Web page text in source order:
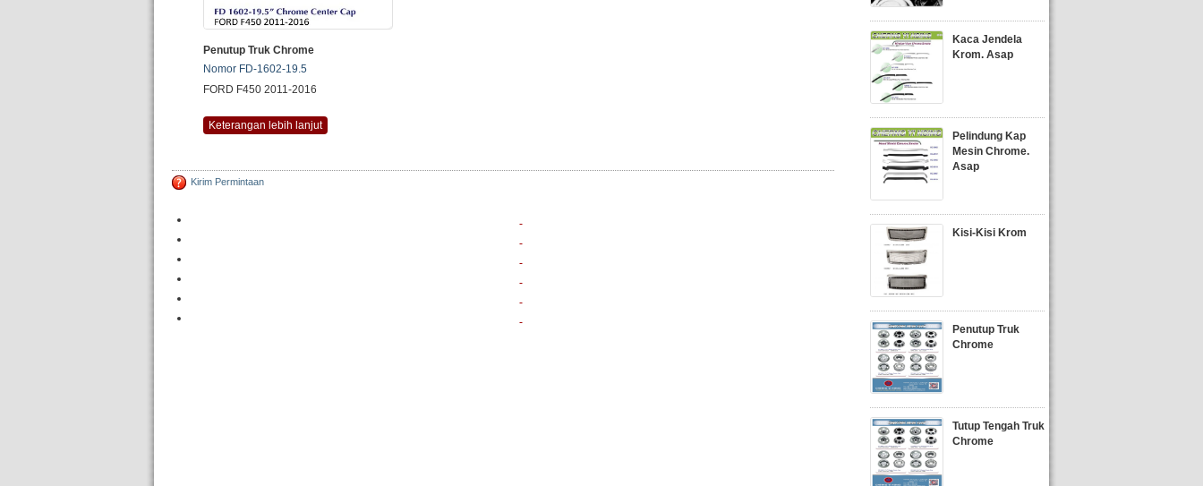
Penutup Truk Chrome
Nomor FD-1602-19.5
FORD F450 2011-2016
Keterangan lebih lanjut
Kirim Permintaan
Kaca Jendela
Krom. Asap
Pelindung Kap
Mesin Chrome.
Asap
Kisi-Kisi Krom
Penutup Truk
Chrome
Tutup Tengah Truk
Chrome